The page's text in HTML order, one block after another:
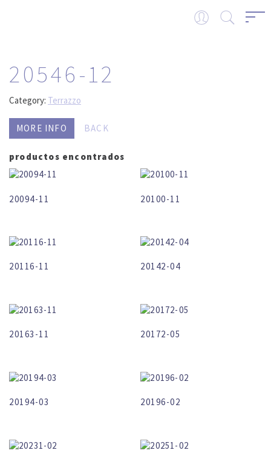
20546-12
Category: Terrazzo
MORE INFO BACK
productos encontrados
20094-11 20100-11
20116-11 20142-04
20163-11 20172-05
20194-03 20196-02